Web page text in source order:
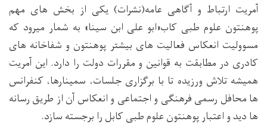
آمریت ارتباط و آگاهی عامه(نشرات) یکی از بخش های مهم
پوهنتون علوم طبی کاب«ابو علی ابن سینا» به شمار میرود که
مسوولیت انعکاس فعالیت های بیشتر پوهنتون و شفاخانه های
کادری در مطابقت به قوانین و مقررات دولت را دارد. این آمریت
همیشه تلاش ورزیده تا با برگزاری جلسات، سمینارها، کنفرانس
ها محافل رسمی فرهنگی و اجتماعی و انعکاس آن از طریق رسانه
ها دید و اعتبار پوهنتون علوم طبی کابل را برجسته سازد.